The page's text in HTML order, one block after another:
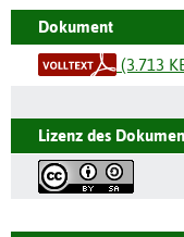
Dokument
(3.713
Lizenz des